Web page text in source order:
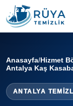
Anasayfa/Hizmet
Antalya Kaş
ANTALYA